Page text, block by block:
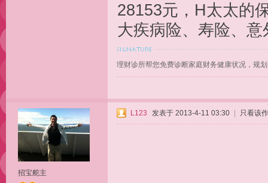
28153元，H太太的
大疾病险、寿险、
理财诊所帮您免费诊断家庭财务健康状况，规
招宝舵主
L123 发表于 2013-4-11 03:30 只看该